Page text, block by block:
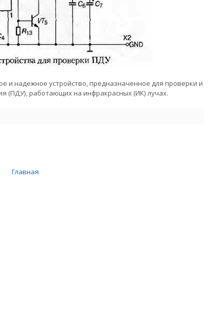
и надежное устройство, предназначенное для проверки и
(ПДУ), работающих на инфракрасных (ИК) лучах.
Главная